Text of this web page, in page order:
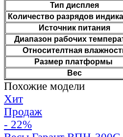
Тип дисплея
Количество разрядов
Источник питания
Диапазон рабочих
Относителтная
Размер платформы
Вес
Похожие модели
Хит
Продаж
- 22%